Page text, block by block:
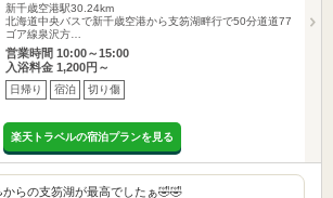
新千歳空港駅30.24km
北海道中央バスで新千歳空港から支笏湖畔行で50分道道77
ゴア線泉沢方…
営業時間 10:00～15:00
入浴料金 1,200円～
日帰り 宿泊 切り傷
楽天トラベルの宿泊プランを見る
らの支笏湖が最高でしたぁ🤣🤣